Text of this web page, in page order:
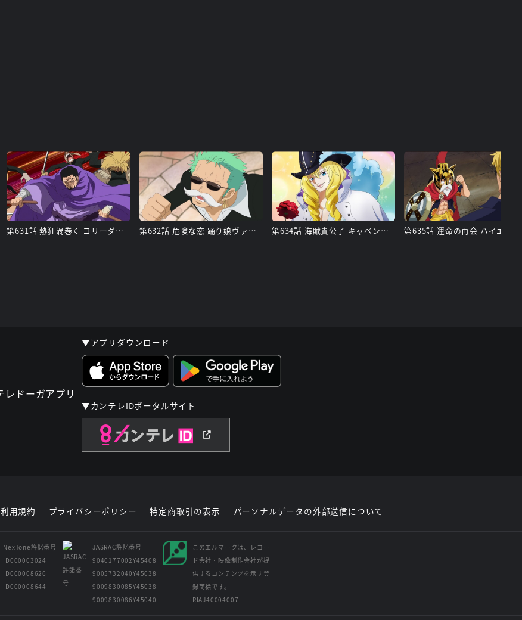
第631話 熱狂渦巻く コリーダコロシアム 第632話 危険な恋 踊り娘ヴァイオレット 第634話 海賊貴公子 キャベンディッシュ
▼アプリダウンロード
▼カンテレIDポータルサイト
利用規約 プライバシーポリシー 特定商取引の表示 パーソナルデータの外部送信について
NexTone許諾番号
ID000003024
ID000008626
ID000008644
JASRAC許諾番号
9040177002Y45408
9005732040Y45038
9009830085Y45038
9009830086Y45040
このエルマークは、レコー
ド会社・映像制作会社が提
供するコンテンツを示す登
録商標です。
RIAJ40004007